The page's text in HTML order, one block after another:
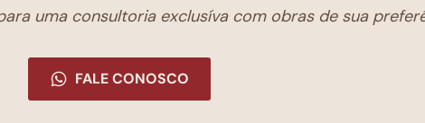
uma consultoria exclusíva com obras de sua
FALE CONOSCO